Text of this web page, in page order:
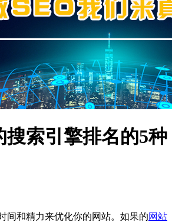
搜索引擎排名的5种
间和精力来优化你的网站。如果的网站